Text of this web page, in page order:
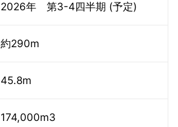
2026年 第3-4四半期 (予定)
約290m
45.8m
174,000m3